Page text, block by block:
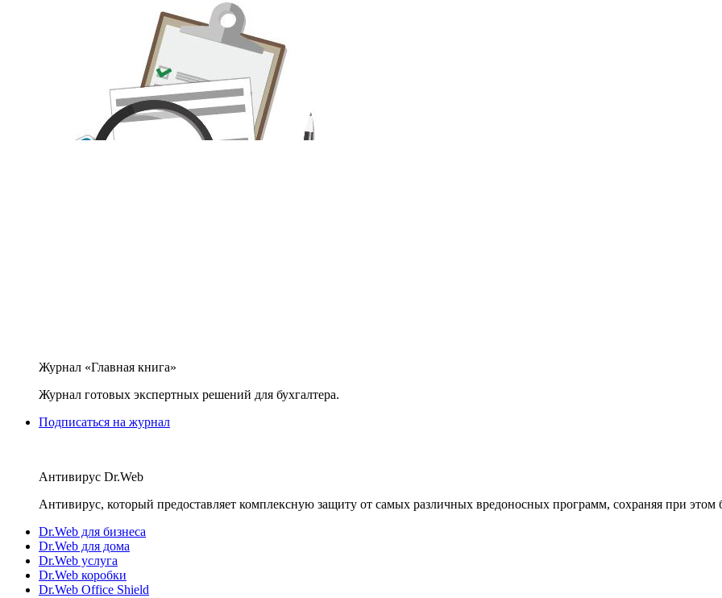
Журнал «Главная книга»
Журнал готовых экспертных решений для бухгалтера.
Подписаться на журнал
Антивирус Dr.Web
Антивирус, который предоставляет комплексную защиту от самых различных вредоносных программ, сохраняя при этом
Dr.Web для бизнеса
Dr.Web для дома
Dr.Web услуга
Dr.Web коробки
Dr.Web Office Shield